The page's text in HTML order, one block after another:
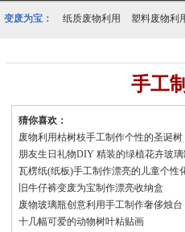
变废为宝： 纸质废物利用 塑料废物利
手工
猜你喜欢：
废物利用枯树枝手工制作个性的圣诞树
朋友生日礼物DIY 精装的绿植花卉玻
瓦楞纸(纸板)手工制作漂亮的儿童个性
旧牛仔裤变废为宝制作漂亮收纳盒
废物玻璃瓶创意利用手工制作奢侈烛台
十几幅可爱的动物树叶粘贴画